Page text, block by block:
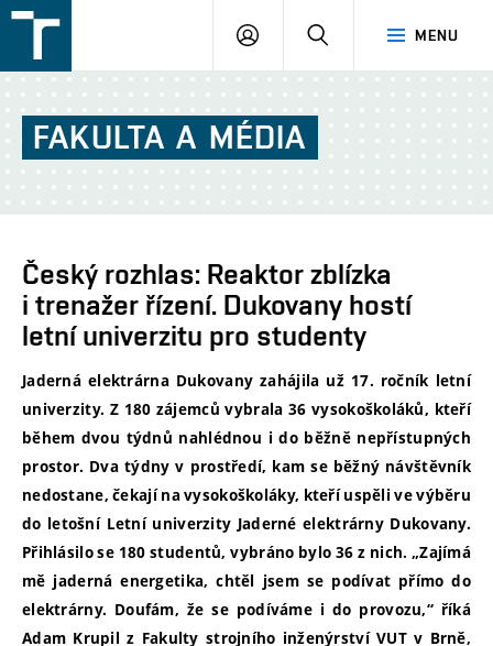
v
Brně
MENU
PŘIHLÁŠENÍ
FAKULTA A MÉDIA
Český rozhlas: Reaktor zblízka
i trenažer řízení. Dukovany hostí
letní univerzitu pro studenty
Jaderná elektrárna Dukovany zahájila už 17. ročník letní
univerzity. Z 180 zájemců vybrala 36 vysokoškoláků, kteří
během dvou týdnů nahlédnou i do běžně nepřístupných
prostor. Dva týdny v prostředí, kam se běžný návštěvník
nedostane, čekají na vysokoškoláky, kteří uspěli ve výběru
do letošní Letní univerzity Jaderné elektrárny Dukovany.
Přihlásilo se 180 studentů, vybráno bylo 36 z nich. „Zajímá
mě jaderná energetika, chtěl jsem se podívat přímo do
elektrárny. Doufám, že se podíváme i do provozu,“ říká
Adam Krupil z Fakulty strojního inženýrství VUT v Brně,